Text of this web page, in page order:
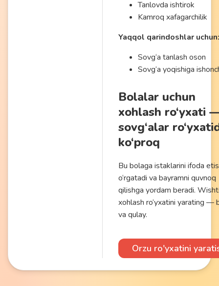
Tanlovda ishtirok
Kamroq xafagarchilik
Yaqqol qarindoshlar uchun:
Sovg‘a tanlash oson
Sovg‘a yoqishiga
Bolalar uchun
xohlash ro‘yxati
sovg‘alar
ko‘proq
Bu bolaga istaklarini ifoda
o‘rgatadi va bayramni quvnoq
qilishga yordam beradi.
xohlash ro‘yxatini yarating —
va qulay.
Orzu ro'yxatini